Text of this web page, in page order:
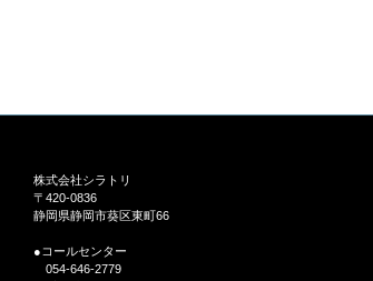
株式会社シラトリ
〒420-0836
静岡県静岡市葵区東町66
●コールセンター
054-646-2779